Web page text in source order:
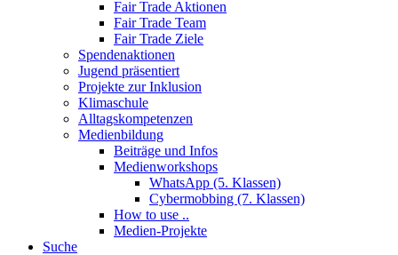
Fair Trade Aktionen
Fair Trade Team
Fair Trade Ziele
Spendenaktionen
Jugend präsentiert
Projekte zur Inklusion
Klimaschule
Alltagskompetenzen
Medienbildung
Beiträge und Infos
Medienworkshops
WhatsApp (5. Klassen)
Cybermobbing (7. Klassen)
How to use ..
Medien-Projekte
Suche